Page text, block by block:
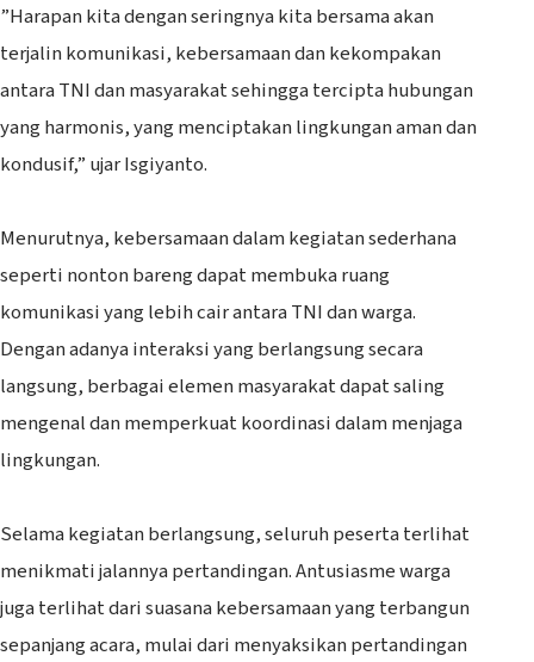
‎”Harapan kita dengan seringnya kita bersama akan
terjalin komunikasi, kebersamaan dan kekompakan
antara TNI dan masyarakat sehingga tercipta hubungan
yang harmonis, yang menciptakan lingkungan aman dan
kondusif,” ujar Isgiyanto.
‎Menurutnya, kebersamaan dalam kegiatan sederhana
seperti nonton bareng dapat membuka ruang
komunikasi yang lebih cair antara TNI dan warga.
Dengan adanya interaksi yang berlangsung secara
langsung, berbagai elemen masyarakat dapat saling
mengenal dan memperkuat koordinasi dalam menjaga
lingkungan.
‎Selama kegiatan berlangsung, seluruh peserta terlihat
menikmati jalannya pertandingan. Antusiasme warga
juga terlihat dari suasana kebersamaan yang terbangun
sepanjang acara, mulai dari menyaksikan pertandingan